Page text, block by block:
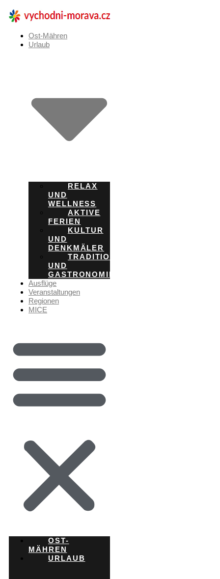
Zum
Inhalt
springen
Ost-Mähren
Urlaub
RELAX
UND
WELLNESS
AKTIVE
FERIEN
KULTUR
UND
DENKMÄLER
TRADITION
UND
GASTRONOMIE
Ausflüge
Veranstaltungen
Regionen
MICE
OST-
MÄHREN
URLAUB